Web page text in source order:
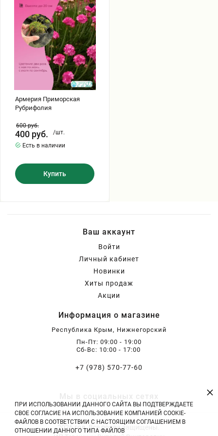
Хризантемы саженцы
Зелень и пряные травы
Армерия Приморская
Рубрифолия
600руб.
400 руб.
/шт.
Есть в наличии
Купить
Ваш аккаунт
Войти
Личный кабинет
Новинки
Хиты продаж
Акции
Информация о магазине
Республика Крым, Нижнегорский
Пн-Пт: 09:00 - 19:00
Сб-Вс: 10:00 - 17:00
+7 (978) 570-77-60
2026 год. Все права защищены.
ПРИ ИСПОЛЬЗОВАНИИ ДАННОГО САЙТА ВЫ ПОДТВЕРЖДАЕТЕ
СВОЕ СОГЛАСИЕ НА ИСПОЛЬЗОВАНИЕ КОМПАНИЕЙ COOKIE-
ФАЙЛОВ В СООТВЕТСТВИИ С НАСТОЯЩИМ СОГЛАШЕНИЕМ В
ОТНОШЕНИИ ДАННОГО ТИПА ФАЙЛОВ
×